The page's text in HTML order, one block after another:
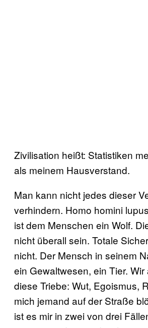
Zivilisation heißt: Statistiken
als meinem Hausverstand.
Man kann nicht jedes dieser
verhindern. Homo homini
ist dem Menschen ein Wolf.
nicht überall sein. Totale
nicht. Der Mensch in seinem
ein Gewaltwesen, ein Tier.
diese Triebe: Wut, Egoismus,
mich jemand auf der Straße
ist es mir in zwei von drei